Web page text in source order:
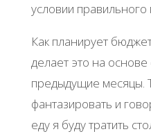
условии правильного
Как планирует
делает это на основе
предыдущие месяцы.
фантазировать и
еду я буду тратить